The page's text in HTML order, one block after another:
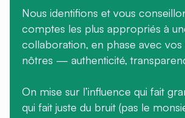
Nous identifions et vous
comptes les plus appropriés à
collaboration, en phase avec vos
nôtres — authenticité,
On mise sur l’influence qui fait
qui fait juste du bruit (pas le